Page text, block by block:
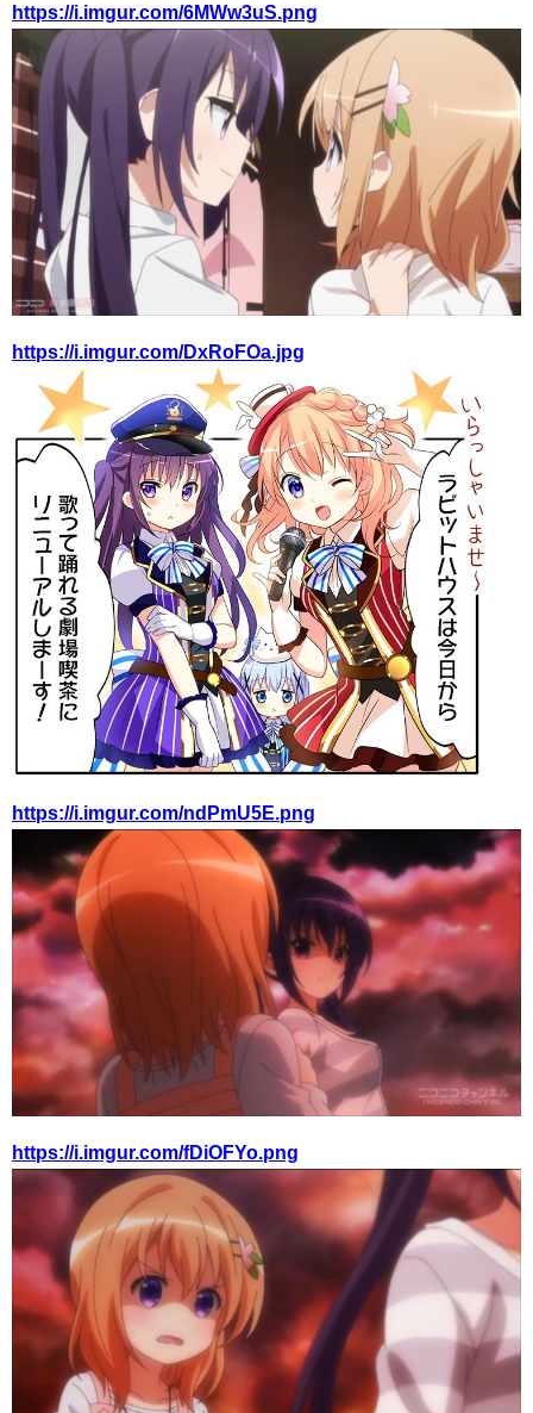
https://i.imgur.com/6MWw3uS.png
https://i.imgur.com/DxRoFOa.jpg
https://i.imgur.com/ndPmU5E.png
https://i.imgur.com/fDiOFYo.png